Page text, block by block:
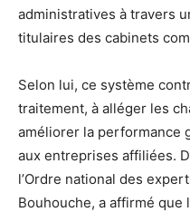
administratives à travers
titulaires des cabinets
Selon lui, ce système
traitement, à alléger les
améliorer la performance
aux entreprises affiliées.
l’Ordre national des
Bouhouche, a affirmé que